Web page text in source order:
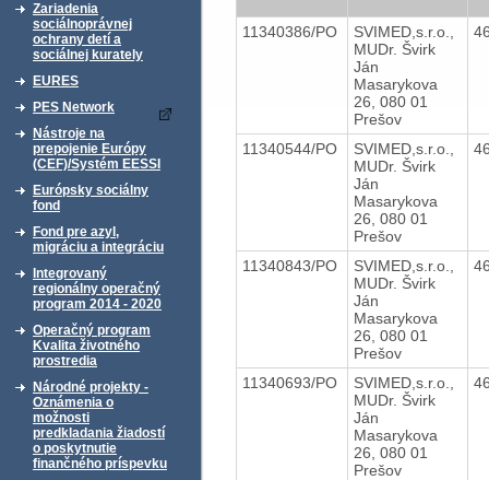
Zariadenia
sociálnoprávnej
ochrany detí a
sociálnej kurately
EURES
PES Network
Nástroje na
prepojenie Európy
(CEF)/Systém EESSI
Európsky sociálny
fond
Fond pre azyl,
migráciu a integráciu
Integrovaný
regionálny operačný
program 2014 - 2020
Operačný program
Kvalita životného
prostredia
Národné projekty -
Oznámenia o
možnosti
predkladania žiadostí
o poskytnutie
finančného príspevku
11340386/PO
SVIMED,s.r.o.,
MUDr. Švirk
Ján
Masarykova
26, 080 01
Prešov
11340544/PO
SVIMED,s.r.o.,
MUDr. Švirk
Ján
Masarykova
26, 080 01
Prešov
11340843/PO
SVIMED,s.r.o.,
MUDr. Švirk
Ján
Masarykova
26, 080 01
Prešov
11340693/PO
SVIMED,s.r.o.,
MUDr. Švirk
Ján
Masarykova
26, 080 01
Prešov